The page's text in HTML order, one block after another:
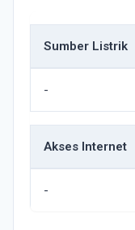
Sumber Listrik
-
Akses Internet
-